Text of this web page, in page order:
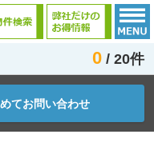
0 / 20件
てお問い合わせ